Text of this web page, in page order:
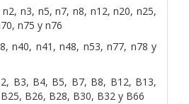
n2, n3, n5, n7, n8, n12, n20, n25,
n75 y n76
n40, n41, n48, n53, n77, n78 y
B3, B4, B5, B7, B8, B12, B13,
B26, B28, B30, B32 y B66